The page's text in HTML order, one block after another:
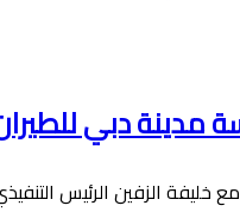
دبي للطيران
الزفين الرئيس